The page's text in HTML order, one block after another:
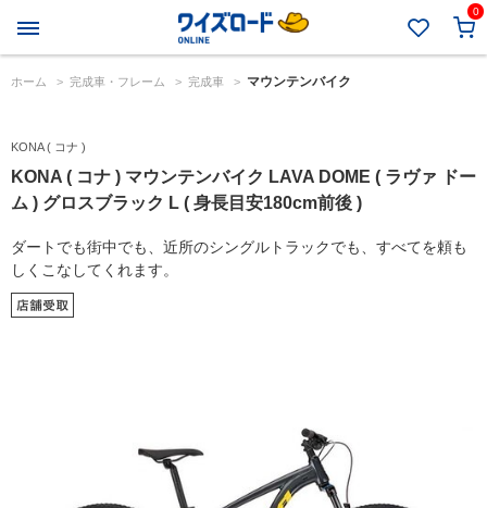
0
ホーム > 完成車・フレーム > 完成車 > マウンテンバイク
KONA ( コナ )
KONA ( コナ ) マウンテンバイク LAVA DOME ( ラヴァ ドー
ム ) グロスブラック L ( 身長目安180cm前後 )
ダートでも街中でも、近所のシングルトラックでも、すべてを頼も
しくこなしてくれます。